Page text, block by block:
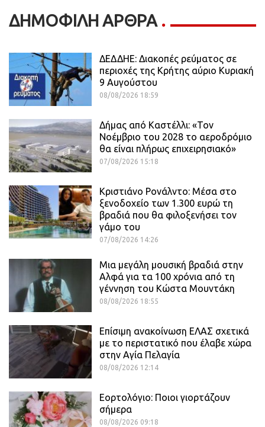
ΔΗΜΟΦΙΛΗ ΑΡΘΡΑ
ΔΕΔΔΗΕ: Διακοπές ρεύματος σε
περιοχές της Κρήτης αύριο Κυριακή
9 Αυγούστου
08/08/2026 18:59
Δήμας από Καστέλλι: «Τον
Νοέμβριο του 2028 το αεροδρόμιο
θα είναι πλήρως επιχειρησιακό»
07/08/2026 15:18
Κριστιάνο Ρονάλντο: Μέσα στο
ξενοδοχείο των 1.300 ευρώ τη
βραδιά που θα φιλοξενήσει τον
γάμο του
07/08/2026 14:26
Μια μεγάλη μουσική βραδιά στην
Αλφά για τα 100 χρόνια από τη
γέννηση του Κώστα Μουντάκη
08/08/2026 18:55
Επίσιμη ανακοίνωση ΕΛΑΣ σχετικά
με το περιστατικό που έλαβε χώρα
στην Αγία Πελαγία
08/08/2026 12:14
Εορτολόγιο: Ποιοι γιορτάζουν
σήμερα
08/08/2026 09:18